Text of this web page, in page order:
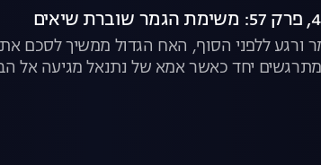
ללפני הסוף, האח הגדול ממשיך לסכם את
יחד כאשר אמא של נתנאל מגיעה אל
לפגוש את שחף | האח הגדול לצפייה ישירה